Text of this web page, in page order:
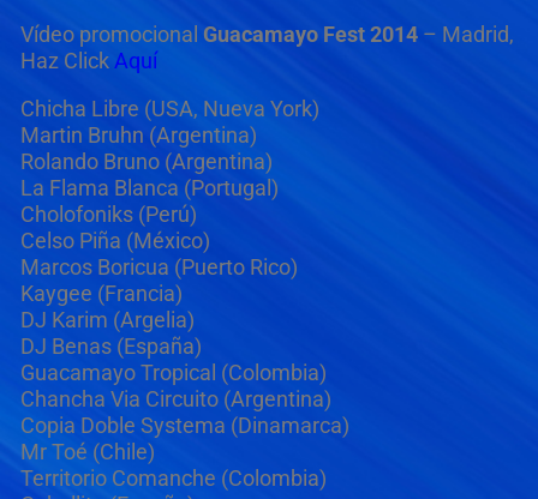
Vídeo promocional Guacamayo Fest 2014– Madrid,
Haz Click Aquí
Chicha Libre (USA, Nueva York)
Martin Bruhn (Argentina)
Rolando Bruno (Argentina)
La Flama Blanca (Portugal)
Cholofoniks (Perú)
Celso Piña (México)
Marcos Boricua (Puerto Rico)
Kaygee (Francia)
DJ Karim (Argelia)
DJ Benas (España)
Guacamayo Tropical (Colombia)
Chancha Via Circuito (Argentina)
Copia Doble Systema (Dinamarca)
Mr Toé (Chile)
Territorio Comanche (Colombia)